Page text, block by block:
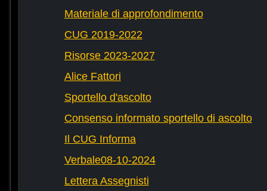
Materiale di approfondimento
CUG 2019-2022
Risorse 2023-2027
Alice Fattori
Sportello d'ascolto
Consenso informato sportello di ascolto
Il CUG Informa
Verbale08-10-2024
Lettera Assegnisti